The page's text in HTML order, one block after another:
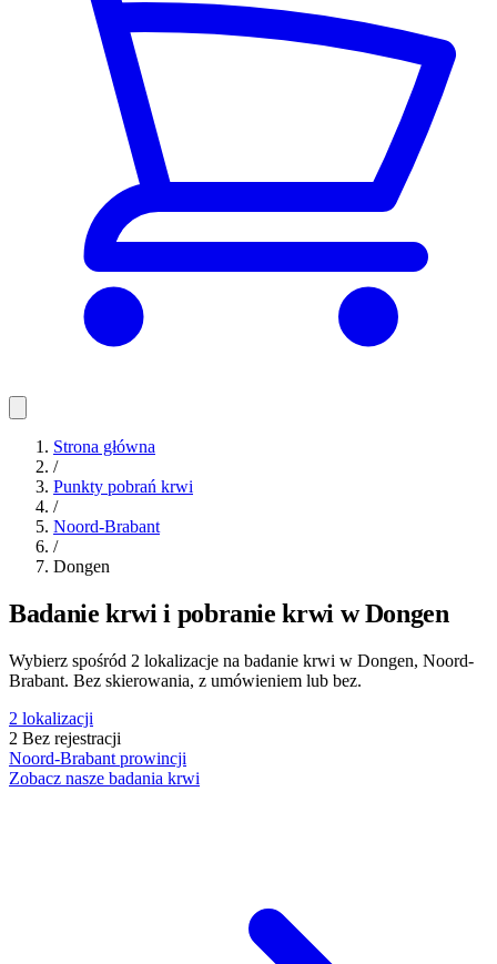
Strona główna
/
Punkty pobrań krwi
/
Noord-Brabant
/
Dongen
Badanie krwi i pobranie krwi w Dongen
Wybierz spośród 2 lokalizacje na badanie krwi w Dongen, Noord-
Brabant. Bez skierowania, z umówieniem lub bez.
2 lokalizacji
2 Bez rejestracji
Noord-Brabant prowincji
Zobacz nasze badania krwi